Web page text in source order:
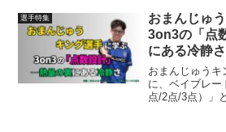
った」、仲間・
ム分担、G1対
選手特集
おまんじゅ
3on3の「点
にある冷静さ
おまんじゅうキ
に、ベイブレー
点/2点/3点）」